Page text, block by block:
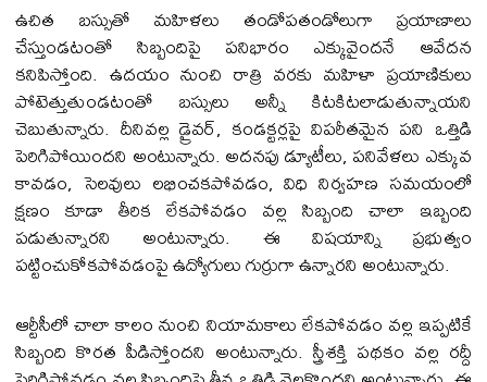
ఉచిత బస్సుతో మహిళలు తండోపతండోలుగా ప్రయాణాలు
చేస్తుండటంతో సిబ్బందిపై పనిభారం ఎక్కువైందనే ఆవేదన
కనిపిస్తోంది. ఉదయం నుంచి రాత్రి వరకు మహిళా ప్రయాణికులు
పోటెత్తుతుండటంతో బస్సులు అన్నీ కిటకిటలాడుతున్నాయని
చెబుతున్నారు. దీనివల్ల డ్రైవర్, కండక్టర్లపై విపరీతమైన పని ఒత్తిడి
పెరిగిపోయిందని అంటున్నారు. అదనపు డ్యూటీలు, పనివేళలు ఎక్కువ
కావడం, సెలవులు లభించకపోవడం, విధి నిర్వహణ సమయంలో
క్షణం కూడా తీరిక లేకపోవడం వల్ల సిబ్బంది చాలా ఇబ్బంది
పడుతున్నారని అంటున్నారు. ఈ విషయాన్ని ప్రభుత్వం
పట్టించుకోకపోవడంపై ఉద్యోగులు గుర్రుగా ఉన్నారని అంటున్నారు.
ఆర్టీసీలో చాలా కాలం నుంచి నియామకాలు లేకపోవడం వల్ల ఇప్పటికే
సిబ్బంది కొరత పీడిస్తోందని అంటున్నారు. స్త్రీశక్తి పథకం వల్ల రద్దీ